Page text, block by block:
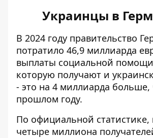
Украинцы в
В 2024 году правительство
потратило 46,9 миллиарда
выплаты социальной
которую получают и
- это на 4 миллиарда больше,
прошлом году.
По официальной статистике,
четыре миллиона